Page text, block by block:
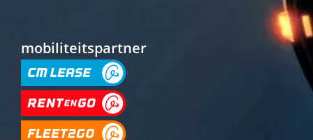
mobiliteitspartner